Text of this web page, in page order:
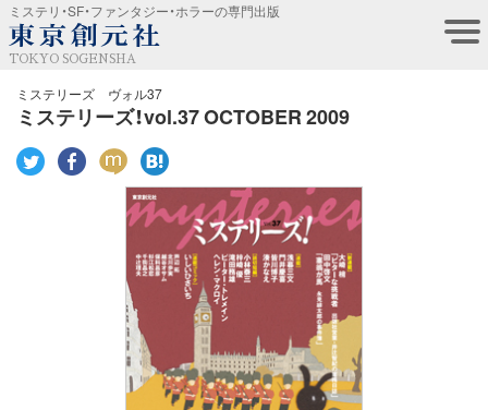
ミステリ・SF・ファンタジー・ホラーの専門出版
TOKYO SOGENSHA
ミステリーズ ヴォル37
ミステリーズ！vol.37 OCTOBER 2009